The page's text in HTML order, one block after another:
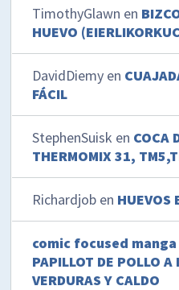
TimothyGlawn en
HUEVO
DavidDiemy en
FÁCIL
StephenSuisk en COCA
THERMOMIX 31,
Richardjob en HUEVOS
comic focused
PAPILLOT DE POLLO A
VERDURAS Y CALDO